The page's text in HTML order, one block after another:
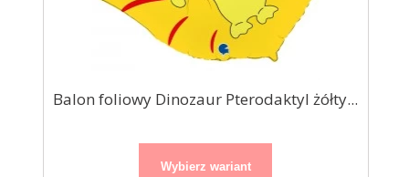
Balon foliowy Dinozaur Pterodaktyl żółty...
Wybierz wariant